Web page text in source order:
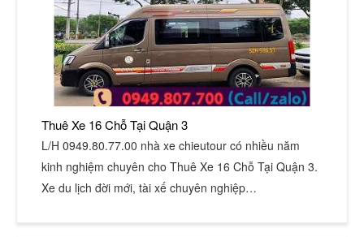
Thuê Xe 16 Chỗ Tại Quận 3
L/H 0949.80.77.00 nhà xe chieutour có nhiều năm
kinh nghiệm chuyên cho Thuê Xe 16 Chỗ Tại Quận 3.
Xe du lịch đời mới, tài xế chuyên nghiệp…